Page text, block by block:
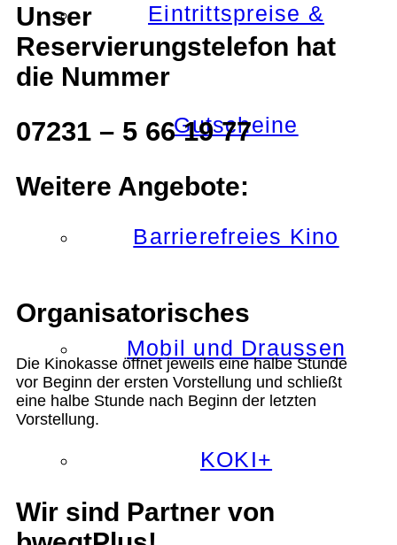
Eintrittspreise &
Gutscheine
Barrierefreies Kino
Mobil und Draussen
KOKI+
Unser
Reservierungstelefon hat
die Nummer
07231 – 5 66 19 77
Weitere Angebote:
Organisatorisches
Die Kinokasse öffnet jeweils eine halbe Stunde
vor Beginn der ersten Vorstellung und schließt
eine halbe Stunde nach Beginn der letzten
Vorstellung.
Wir sind Partner von